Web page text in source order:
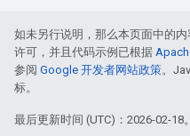
如未另行说明，那么本页面中的
许可，并且代码示例已根据
参阅 Google 开发者网站政策。
标。
最后更新时间 (UTC)：2026-02-18。